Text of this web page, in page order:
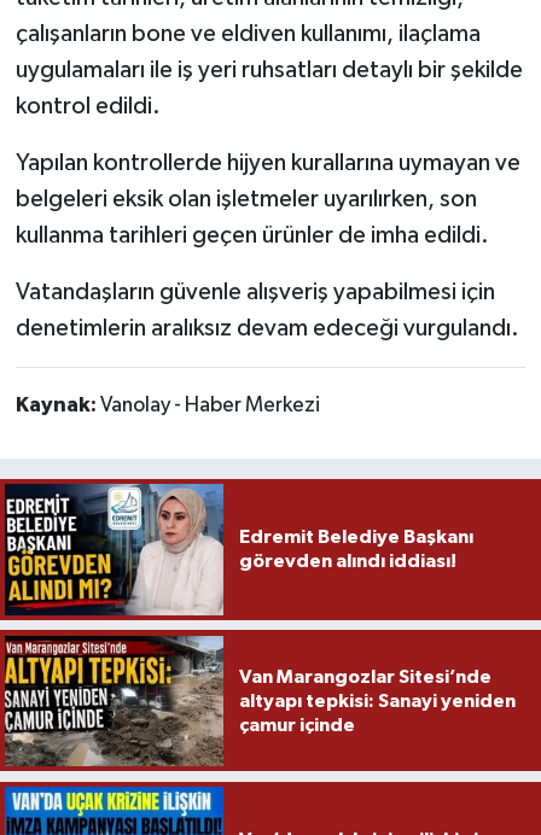
çalışanların bone ve eldiven kullanımı, ilaçlama
uygulamaları ile iş yeri ruhsatları detaylı bir şekilde
kontrol edildi.
Yapılan kontrollerde hijyen kurallarına uymayan ve
belgeleri eksik olan işletmeler uyarılırken, son
kullanma tarihleri geçen ürünler de imha edildi.
Vatandaşların güvenle alışveriş yapabilmesi için
denetimlerin aralıksız devam edeceği vurgulandı.
Kaynak: Vanolay - Haber Merkezi
Edremit Belediye Başkanı
görevden alındı iddiası!
Van Marangozlar Sitesi’nde
altyapı tepkisi: Sanayi yeniden
çamur içinde